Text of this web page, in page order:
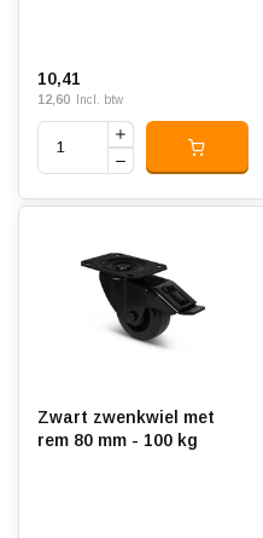
10,41
12,60 Incl. btw
Zwart zwenkwiel met
rem 80 mm - 100 kg